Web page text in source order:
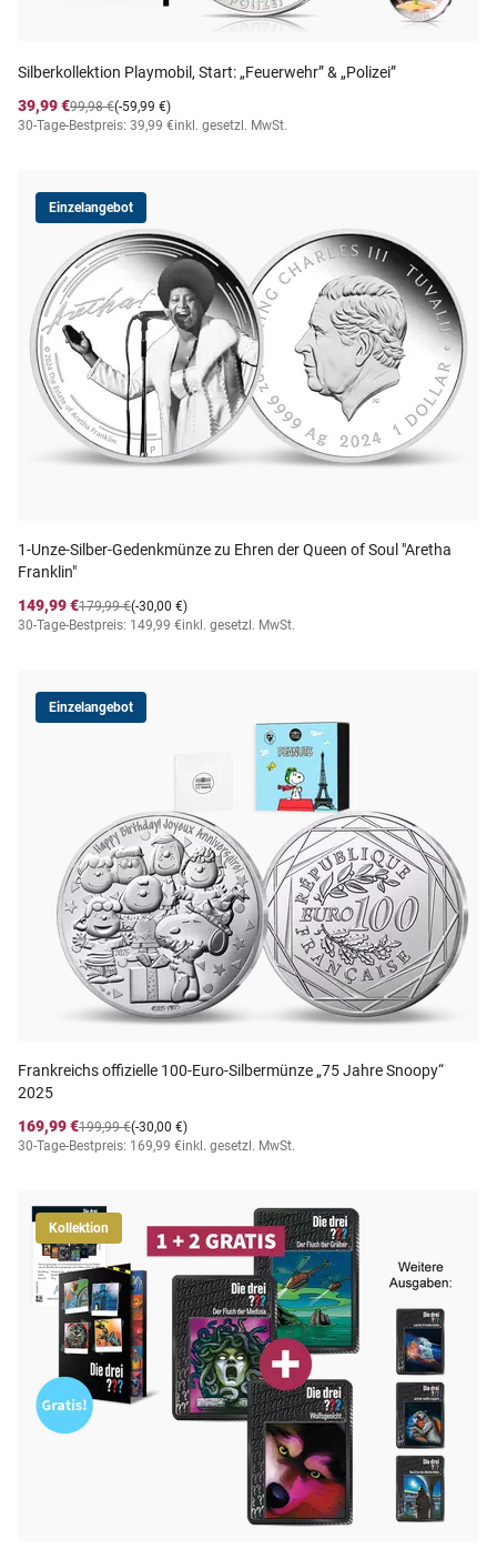
Silberkollektion Playmobil, Start: „Feuerwehr” & „Polizei”
39,99 €
(-59,99 €)
99,98 €
30-Tage-Bestpreis: 39,99 €inkl. gesetzl. MwSt.
Einzelangebot
1-Unze-Silber-Gedenkmünze zu Ehren der Queen of Soul "Aretha
Franklin"
149,99 €
(-30,00 €)
179,99 €
30-Tage-Bestpreis: 149,99 €inkl. gesetzl. MwSt.
Einzelangebot
Frankreichs offizielle 100-Euro-Silbermünze „75 Jahre Snoopy“
2025
169,99 €
(-30,00 €)
199,99 €
30-Tage-Bestpreis: 169,99 €inkl. gesetzl. MwSt.
Kollektion